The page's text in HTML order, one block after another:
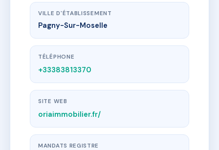
VILLE D'ÉTABLISSEMENT
Pagny-Sur-Moselle
TÉLÉPHONE
+33383813370
SITE WEB
oriaimmobilier.fr/
MANDATS REGISTRE